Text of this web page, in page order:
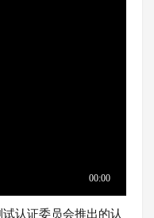
认证委员会推出的认